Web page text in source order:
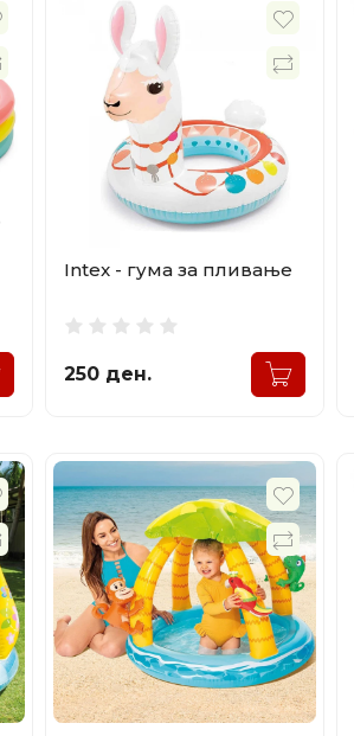
Intex - гума за пливање
250 ден.